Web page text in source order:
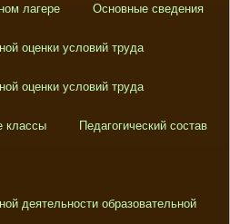
лагере Основные сведения
оценки условий труда
оценки условий труда
классы Педагогический состав
деятельности образовательной